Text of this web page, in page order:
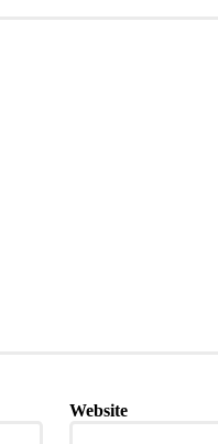
Website